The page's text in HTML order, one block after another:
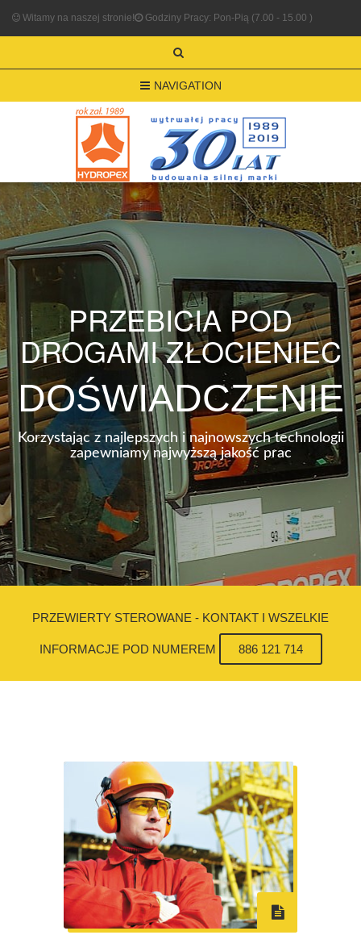
Witamy na naszej stronie! Godziny Pracy: Pon-Pią (7.00 - 15.00 )
NAVIGATION
PRZEBICIA POD
DROGAMI ZŁOCIENIEC
DOŚWIADCZENIE
Korzystając z najlepszych i najnowszych technologii
zapewniamy najwyższą jakość prac
PRZEWIERTY STEROWANE - KONTAKT I WSZELKIE
INFORMACJE POD NUMEREM 886 121 714